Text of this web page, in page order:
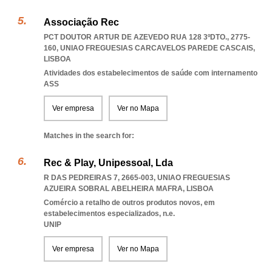
Associação Rec
PCT DOUTOR ARTUR DE AZEVEDO RUA 128 3ºDTO., 2775-
160, UNIAO FREGUESIAS CARCAVELOS PAREDE CASCAIS,
LISBOA
Atividades dos estabelecimentos de saúde com internamento
ASS
Ver empresa Ver no Mapa
Matches in the search for:
Rec & Play, Unipessoal, Lda
R DAS PEDREIRAS 7, 2665-003, UNIAO FREGUESIAS
AZUEIRA SOBRAL ABELHEIRA MAFRA, LISBOA
Comércio a retalho de outros produtos novos, em
estabelecimentos especializados, n.e.
UNIP
Ver empresa Ver no Mapa